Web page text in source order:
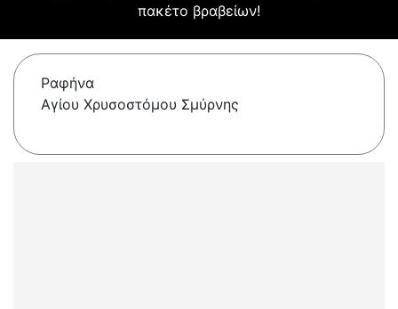
πακέτο βραβείων!
Ραφήνα
Αγίου Χρυσοστόμου Σμύρνης